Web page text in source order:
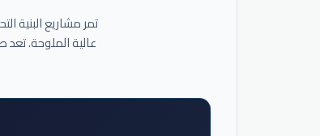
تمر مشاريع البنية
عالية الملوحة.